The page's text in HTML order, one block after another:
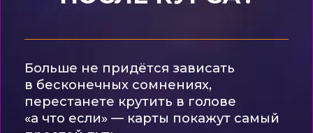
совместных практик и поддержки
единомышленников. А именно это
таролога.»